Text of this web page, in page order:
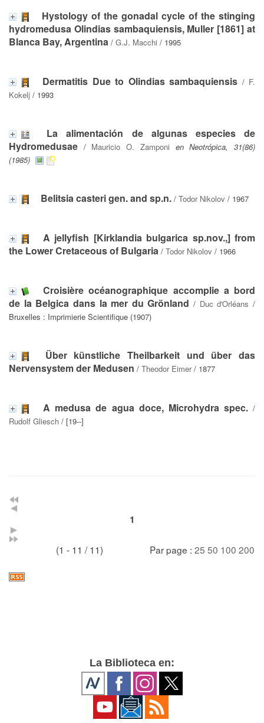
Hystology of the gonadal cycle of the stinging
hydromedusa Olindias sambaquiensis, Muller [1861] at
Blanca Bay, Argentina / G.J. Macchi / 1995
Dermatitis Due to Olindias sambaquiensis / F.
Kokelj / 1993
La alimentación de algunas especies de
Hydromedusae / Mauricio O. Zamponi en Neotrópica, 31(86)
(1985)
Belitsia casteri gen. and sp.n. / Todor Nikolov / 1967
A jellyfish [Kirklandia bulgarica sp.nov.,] from
the Lower Cretaceous of Bulgaria / Todor Nikolov / 1966
Croisière océanographique accomplie a bord
de la Belgica dans la mer du Grönland / Duc d'Orléans /
Bruxelles : Imprimierie Scientifique (1907)
Über künstliche Theilbarkeit und über das
Nervensystem der Medusen / Theodor Eimer/ 1877
A medusa de agua doce, Microhydra spec./
Rudolf Gliesch / [19--]
1
(1 - 11 / 11) Par page : 25 50 100 200
La Biblioteca en: